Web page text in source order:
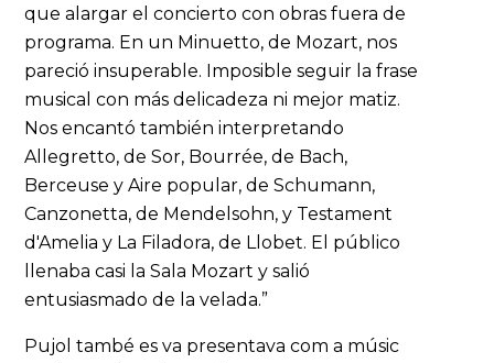
que alargar el concierto con obras fuera de
programa. En un Minuetto, de Mozart, nos
pareció insuperable. Imposible seguir la frase
musical con más delicadeza ni mejor matiz.
Nos encantó también interpretando
Allegretto, de Sor, Bourrée, de Bach,
Berceuse y Aire popular, de Schumann,
Canzonetta, de Mendelsohn, y Testament
d'Amelia y La Filadora, de Llobet. El público
llenaba casi la Sala Mozart y salió
entusiasmado de la velada.”
Pujol també es va presentava com a músic